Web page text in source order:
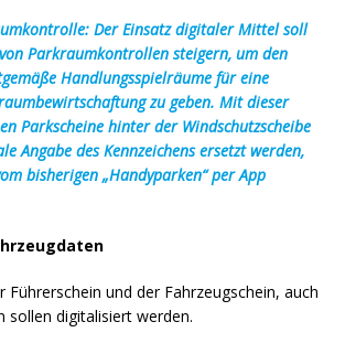
Der Einsatz digitaler Mittel soll
Parkraumkontrollen steigern, um den
Handlungsspielräume für eine
zu geben. Mit dieser
Parkscheine hinter der Windschutzscheibe
Angabe des Kennzeichens ersetzt werden,
bisherigen „Handyparken“ per App
Führerschein und der Fahrzeugschein, auch
sollen digitalisiert werden.